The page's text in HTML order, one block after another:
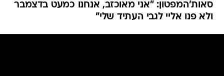
סאות'המפטון: "אני מאוכזב, אנחנו כמעט בדצמבר
ולא פנו אליי לגבי העתיד שלי"